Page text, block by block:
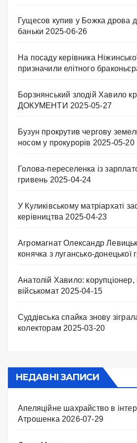
Гущесов купив у Божка дрова
баньки 2025-06-26
На посаду керівника
призначили елітного
Борзнянський злодій Хавило
ДОКУМЕНТИ 2025-05-27
Бузун прокрутив чергову
носом у прокурорів 2025-05-20
Голова-переселенка із
гривень 2025-04-24
У Куликівському матріархаті
керівництва 2025-04-23
Агромагнат Олександр
конячка з лугансько-донецької
Анатолій Хавило:
військомат 2025-04-15
Суддівська спайка знову
колекторам 2025-03-20
НЕДАВНІ ЗАПИСИ
Апеляційне шахрайство в
Атрошенка 2026-07-29